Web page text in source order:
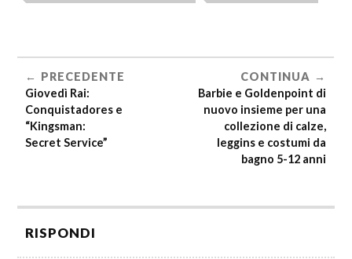
PRECEDENTE
Giovedì Rai:
Conquistadores e
“Kingsman:
Secret Service”
CONTINUA
Barbie e Goldenpoint di
nuovo insieme per una
collezione di calze,
leggins e costumi da
bagno 5-12 anni
RISPONDI